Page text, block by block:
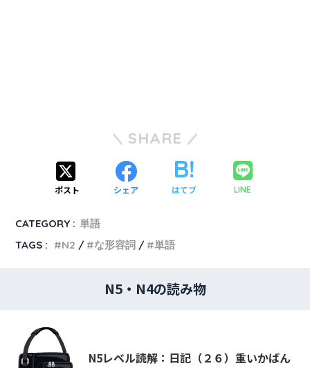
SHARE
ポスト シェア はてブ LINE
CATEGORY : 単語
TAGS :
N2 な形容詞 単語
N5・N4の読み物
N5レベル読解：日記（２６）重いかばん